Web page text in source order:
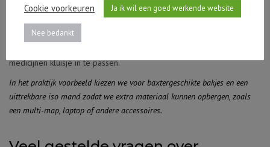
baxter verpakkingen gebruikt worden. Er grotere afstanden afgelegd
worden of extra veiligheidseisen in verband met opiaten. We hebben
de mogelijkheid om medicijnwagens af te sluiten met verschillende
medicijnen kluisje in te passen.
In het praktijk voorbeeld kiezen we voor baxtergeschikte bakjes en een
uittrekbare iso mand zodat we extra materiaal kunnen opbergen, zoals
een multi-map, laptop of andere accessoires.
Cookie voorkeuren
Ja ik wil een goed werkende website
Nee bedankt